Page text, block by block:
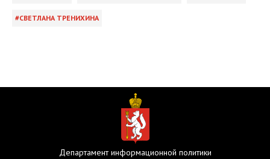
СВЕТЛАНА ТРЕНИХИНА
Департамент информационной политики